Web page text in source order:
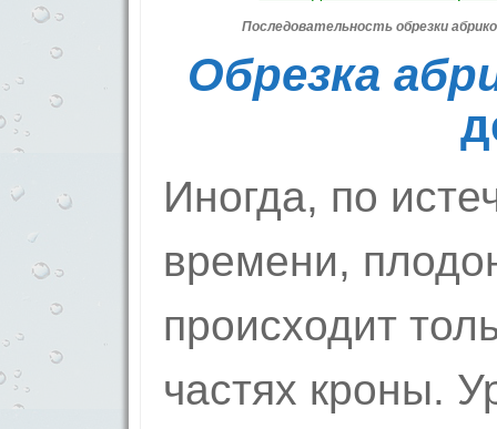
Последовательность обрезки
Обрезка
Иногда, по
времени,
происходит
частях кроны.